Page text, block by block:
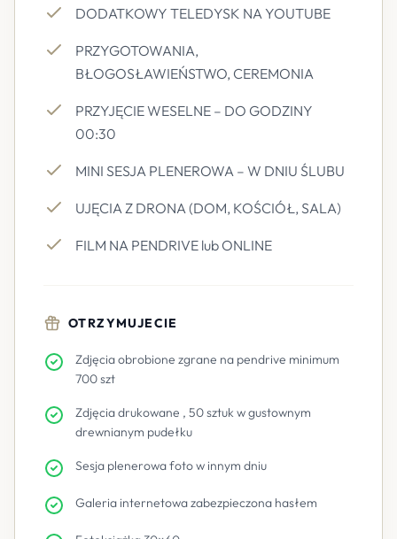
DODATKOWY TELEDYSK NA YOUTUBE
PRZYGOTOWANIA,
BŁOGOSŁAWIEŃSTWO, CEREMONIA
PRZYJĘCIE WESELNE – DO GODZINY
00:30
MINI SESJA PLENEROWA – W DNIU ŚLUBU
UJĘCIA Z DRONA (DOM, KOŚCIÓŁ, SALA)
FILM NA PENDRIVE lub ONLINE
OTRZYMUJECIE
Zdjęcia obrobione zgrane na pendrive minimum
700 szt
Zdjęcia drukowane , 50 sztuk w gustownym
drewnianym pudełku
Sesja plenerowa foto w innym dniu
Galeria internetowa zabezpieczona hasłem